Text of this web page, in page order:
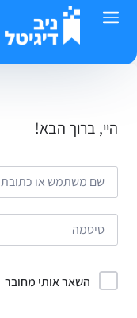
היי, ברוך הבא!
השאר אותי מחובר